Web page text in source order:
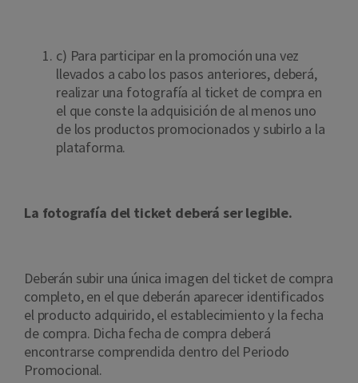
c) Para participar en la promoción una vez
llevados a cabo los pasos anteriores, deberá,
realizar una fotografía al ticket de compra en
el que conste la adquisición de al menos uno
de los productos promocionados y subirlo a la
plataforma.
La fotografía del ticket deberá ser legible.
Deberán subir una única imagen del ticket de compra
completo, en el que deberán aparecer identificados
el producto adquirido, el establecimiento y la fecha
de compra. Dicha fecha de compra deberá
encontrarse comprendida dentro del Periodo
Promocional.